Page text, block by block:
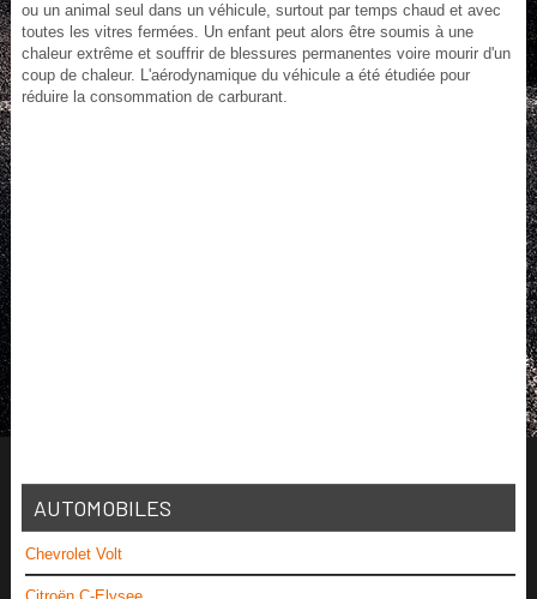
ou un animal seul dans un véhicule, surtout par temps chaud et avec
toutes les vitres fermées. Un enfant peut alors être soumis à une
chaleur extrême et souffrir de blessures permanentes voire mourir d'un
coup de chaleur. L'aérodynamique du véhicule a été étudiée pour
réduire la consommation de carburant.
AUTOMOBILES
Chevrolet Volt